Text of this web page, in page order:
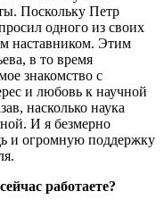
Поскольку Петр
одного из своих
наставником. Этим
в то время
знакомство с
и любовь к научной
насколько наука
И я безмерно
и огромную поддержку
работаете?